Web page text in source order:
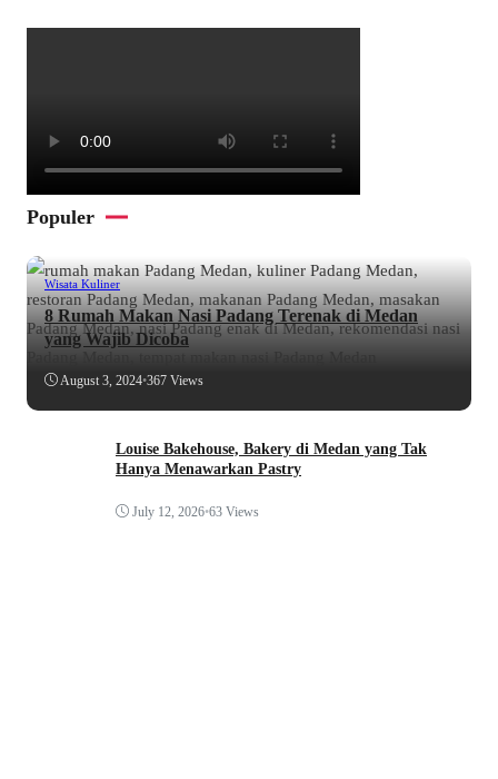
Populer
Wisata Kuliner
8 Rumah Makan Nasi Padang Terenak di Medan
yang Wajib Dicoba
August 3, 2024•367 Views
Louise Bakehouse, Bakery di Medan yang Tak
Hanya Menawarkan Pastry
July 12, 2026•63 Views